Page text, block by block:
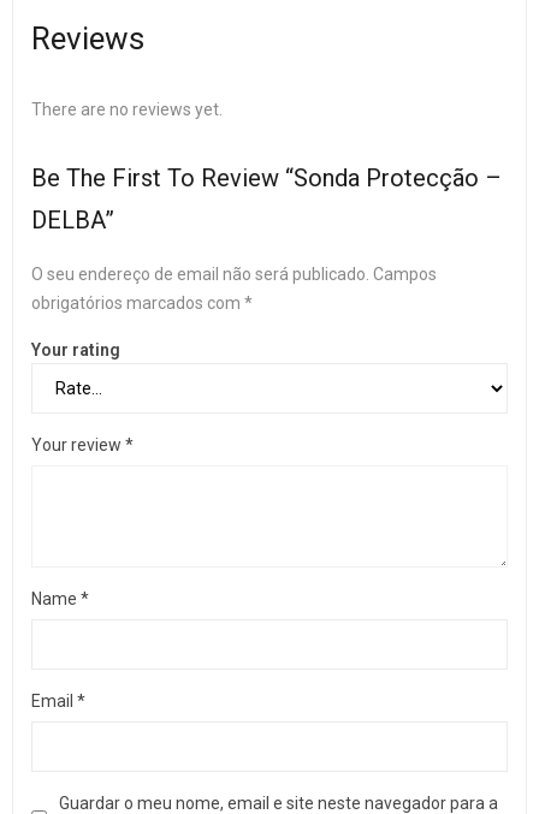
Reviews
There are no reviews yet.
Be The First To Review “Sonda Protecção –
DELBA”
O seu endereço de email não será publicado. Campos
obrigatórios marcados com *
Your rating
Your review *
Name *
Email *
Guardar o meu nome, email e site neste navegador para a